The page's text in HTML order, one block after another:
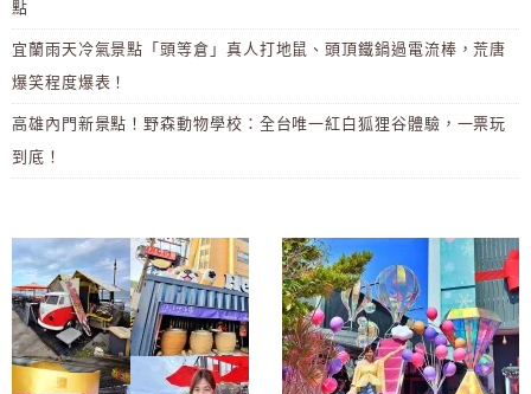
點
宜蘭雨天冷氣景點「頭等倉」真人打地鼠、頭頂鐵鍋過電流棒，荒唐
爆笑程度爆表！
高雄內門新景點！野森動物學校：全台唯一紅白狐狸谷體驗，一票玩
到底！